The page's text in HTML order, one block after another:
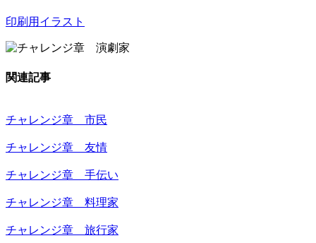
印刷用イラスト
関連記事
チャレンジ章 市民
チャレンジ章 友情
チャレンジ章 手伝い
チャレンジ章 料理家
チャレンジ章 旅行家